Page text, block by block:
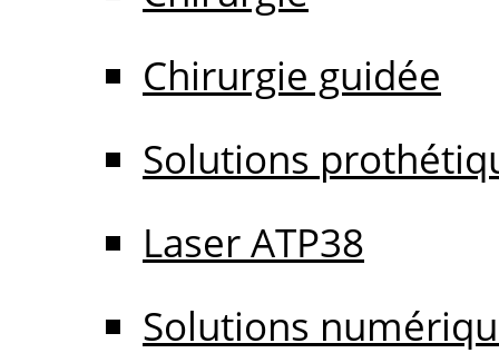
Chirurgie guidée
Solutions
Laser ATP38
Solutions